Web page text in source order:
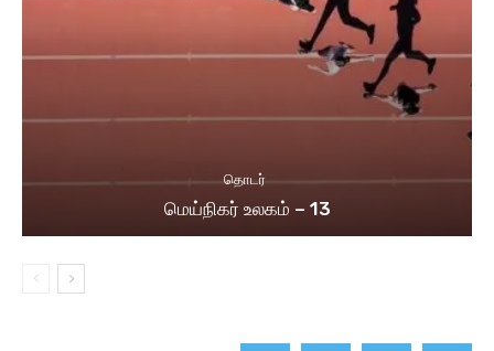
தொடர்
மெய்நிகர் உலகம் – 13